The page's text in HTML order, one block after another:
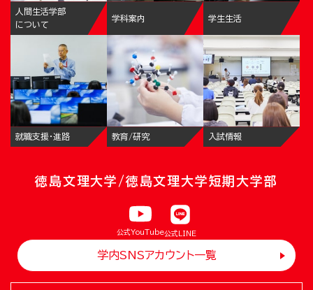
人間生活学部
について
学科案内 学生生活
就職支援・進路 教育/研究 入試情報
徳島文理大学/徳島文理大学短期大学部
公式YouTube公式LINE
学内SNSアカウント一覧